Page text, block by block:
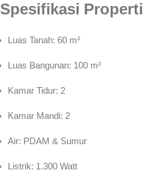
Spesifikasi Properti
Luas Tanah: 60 m²
Luas Bangunan: 100 m²
Kamar Tidur: 2
Kamar Mandi: 2
Air: PDAM & Sumur
Listrik: 1.300 Watt